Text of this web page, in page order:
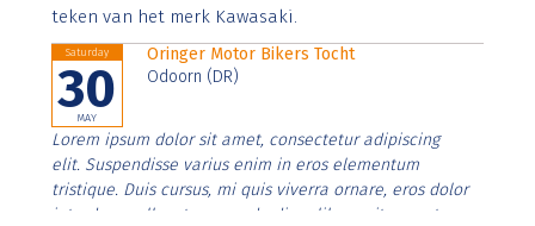
teken van het merk Kawasaki.
Saturday
30
MAY
Oringer Motor Bikers Tocht
Odoorn (DR)
Lorem ipsum dolor sit amet, consectetur adipiscing
elit. Suspendisse varius enim in eros elementum
tristique. Duis cursus, mi quis viverra ornare, eros dolor
interdum nulla, ut commodo diam libero vitae erat.